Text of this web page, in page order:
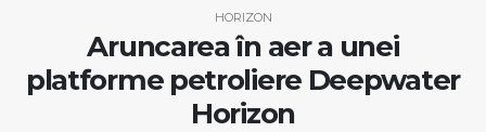
HORIZON
Aruncarea în aer a unei
platforme petroliere Deepwater
Horizon